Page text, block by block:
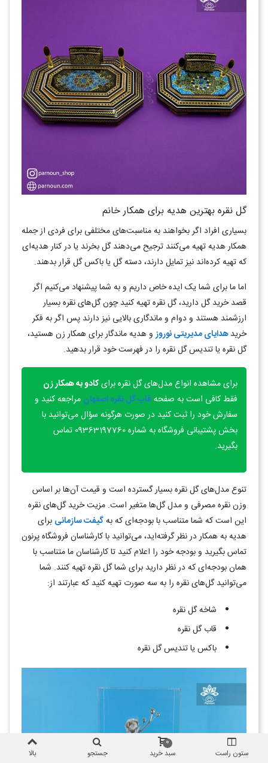
گل نقره بهترین هدیه برای همکار خانم
بسیاری افراد اگر بخواهند به مناسبت‌های مختلفی برای فردی از جمله
همکار هدیه تهیه می‌کنند ترجیح می‌دهند گل بخرند یا در کنار هدیه‌ای
که تهیه کرده‌اند نیز تمایل دارند، دسته گل یا باکس گل قرار بدهند.
اما ما برای شما یک ایده خاص داریم و به شما پیشنهاد می‌کنیم اگر
قصد خرید گل دارید، گل نقره تهیه کنید چون گل‌های نقره بسیار
ارزشمند هستند و دوام و ماندگاری بالایی نیز دارند پس اگر به فکر
خریدهدایای مدیریتی نوروزو هدیه ماندگار برای همکار زن هستید،
گل نقره یا تندیس گل نقره را در فهرست خود قرار بدهید.
برای مشاهده انواع مدل‌های گل نقره برایکادو به همکار زن
فقط کافی است به صفحه قاب گل نقره اصفهان مراجعه کنید و
سفارش خود را ثبت کنید در صورت هرگونه سؤال می‌توانید با
بخش پشتیبانی فروشگاه به شماره 09363197760 تماس
بگیرید.
تنوع مدل‌های گل نقره بسیار گسترده است و قیمت آن‌ها بر اساس
وزن نقره مصرفی و مدل گل‌ها متغیر است. مزیت خرید گل‌های نقره
این است که شما متناسب با بودجه‌ای که بهگیفت سازمانی برای
هدیه به همکار در نظر گرفته‌اید، می‌توانید با کارشناسان فروشگاه پرنون
تماس بگیرید و بودجه خود را اعلام کنید تا کارشناسان ما متناسب با
همان بودجه‌ای که در نظر دارید برای شما گل نقره تهیه ‌کنند. شما
می‌توانید گل‌های نقره را به سه صورت تهیه کنید که عبارتند از:
شاخه گل نقره
قاب گل نقره
باکس یا تندیس گل نقره
ستون راست سبد خرید
0
جستجو بالا